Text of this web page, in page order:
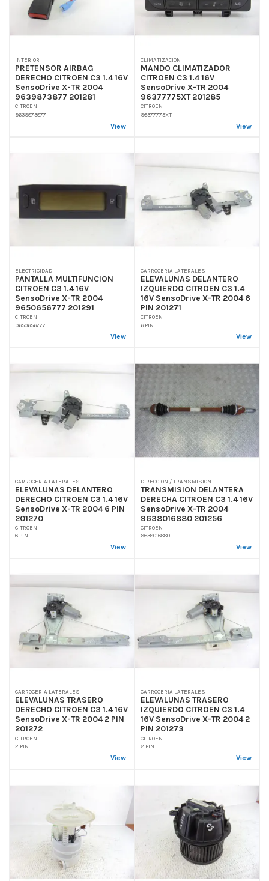
INTERIOR
PRETENSOR AIRBAG
DERECHO CITROEN C3 1.4 16V
SensoDrive X-TR 2004
9639873877 201281
CITROEN
9639873877
View
CLIMATIZACION
MANDO CLIMATIZADOR
CITROEN C3 1.4 16V
SensoDrive X-TR 2004
96377775XT 201285
CITROEN
96377775XT
View
ELECTRICIDAD
PANTALLA MULTIFUNCION
CITROEN C3 1.4 16V
SensoDrive X-TR 2004
9650656777 201291
CITROEN
9650656777
View
CARROCERIA LATERALES
ELEVALUNAS DELANTERO
IZQUIERDO CITROEN C3 1.4
16V SensoDrive X-TR 2004 6
PIN 201271
CITROEN
6 PIN
View
CARROCERIA LATERALES
ELEVALUNAS DELANTERO
DERECHO CITROEN C3 1.4 16V
SensoDrive X-TR 2004 6 PIN
201270
CITROEN
6 PIN
View
DIRECCION / TRANSMISION
TRANSMISION DELANTERA
DERECHA CITROEN C3 1.4 16V
SensoDrive X-TR 2004
9638016880 201256
CITROEN
9638016880
View
CARROCERIA LATERALES
ELEVALUNAS TRASERO
DERECHO CITROEN C3 1.4 16V
SensoDrive X-TR 2004 2 PIN
201272
CITROEN
2 PIN
View
CARROCERIA LATERALES
ELEVALUNAS TRASERO
IZQUIERDO CITROEN C3 1.4
16V SensoDrive X-TR 2004 2
PIN 201273
CITROEN
2 PIN
View